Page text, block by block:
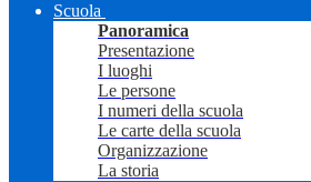
Scuola
Panoramica
Presentazione
I luoghi
Le persone
I numeri della scuola
Le carte della scuola
Organizzazione
La storia